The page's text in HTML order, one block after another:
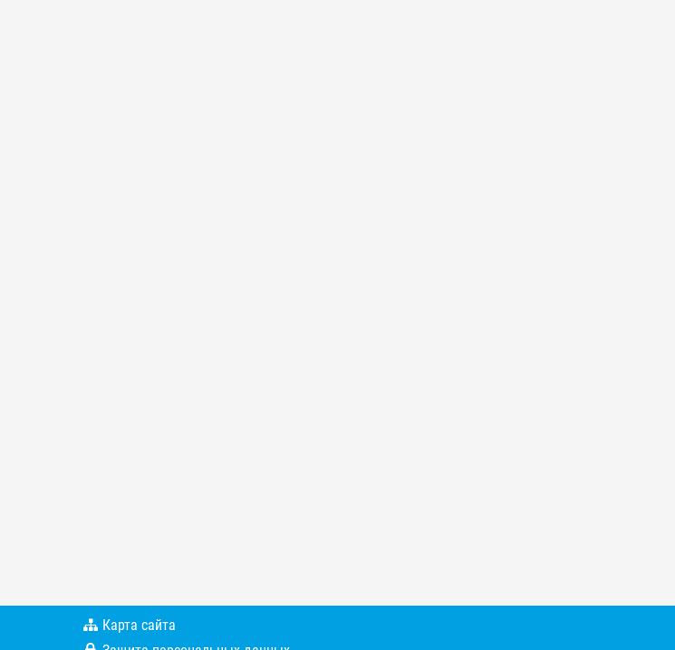
Карта сайта